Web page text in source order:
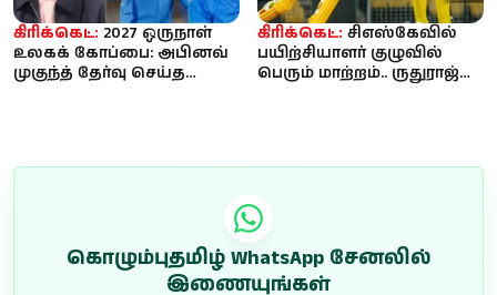
கிரிக்கெட்: 2027 ஒருநாள்
உலகக் கோப்பை: அபினவ்
முகுந்த் தேர்வு செய்த
கிரிக்கெட்: சிஎஸ்கேவில்
பயிற்சியாளர் குழுவில்
பெரும் மாற்றம்.. ருதுராஜ்
கொழும்புதமிழ் WhatsApp சேனலில்
இணையுங்கள்